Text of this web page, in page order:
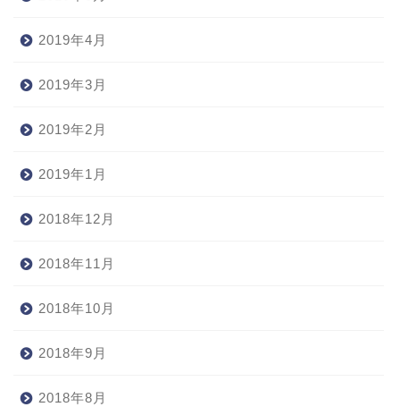
2019年4月
2019年3月
2019年2月
2019年1月
2018年12月
2018年11月
2018年10月
2018年9月
2018年8月